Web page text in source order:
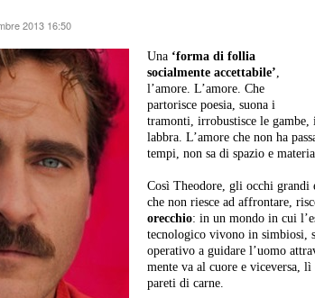
2013 16:50
Una ‘forma di follia
socialmente accettabile’,
l’amore. L’amore. Che
partorisce poesia, suona i
tramonti, irrobustisce le
labbra. L’amore che non ha
tempi, non sa di spazio e
Così Theodore, gli occhi
che non riesce ad affrontare,
orecchio: in un mondo in cui
tecnologico vivono in simbiosi,
operativo a guidare l’uomo
mente va al cuore e viceversa,
pareti di carne.